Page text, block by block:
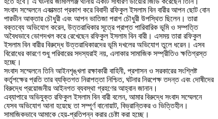
‎সংবাদ সম্মেলনে একাত্মতা প্রকাশ করে বিবাদী রফিকুল ইসলাম বিন বারীর আপন ছোট বোন
পারভীন আক্তার চৌধুরী এবং আপন ভাতিজা পরাগ চৌধুরী উপস্থিত ছিলেন। তারা
বক্তব্যে অভিযোগ করেন, উত্তরাধিকার সূত্রে প্রাপ্ত পারিবারিক ভূমি ও সম্পত্তি
অবৈধভাবে ভোগদখল করে রেখেছেন রফিকুল ইসলাম বিন বারী। এসময় তারা রফিকুল
ইসলাম বিন বারীর বিরুদ্ধে উত্তরাধিকারদের ভূমি দখলের অভিযোগ তুলে ধরেন। এসব
বিরোধের কারণে শুধু পরিবারের সদস্যরাই নয়, এলাকার সামাজিক সম্প্রীতিও ক্ষতিগ্রস্ত
হচ্ছে।
‎সংবাদ সম্মেলনে তিনি আইনশৃঙ্খলা রক্ষাকারী বাহিনী, প্রশাসন ও সরকারের সংশ্লিষ্ট
কর্তৃপক্ষের প্রতি তার ব্যক্তিগত নিরাপত্তা নিশ্চিত, ঘটনার নিরপেক্ষ তদন্ত এবং দোষীদের
বিরুদ্ধে প্রয়োজনীয় আইনগত ব্যবস্থা গ্রহণের আহ্বান জানান।
‎এব্যাপারে অভিযুক্ত রফিকুল ইসলাম বিন বারী বলেন, আমার বিরুদ্ধে সংবাদ সম্মেলনে
যেসব অভিযোগ আনা হয়েছে তা সম্পূর্ণ বানোয়াট, বিভ্রান্তিকর ও ভিত্তিহীন।
সামাজিকভাবে আমাকে হেয়-প্রতিপন্ন করার চেষ্টা করা হচ্ছে।